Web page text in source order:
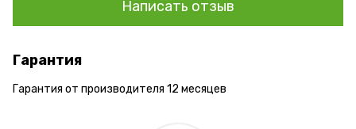
Написать отзыв
Гарантия
Гарантия от производителя 12 месяцев